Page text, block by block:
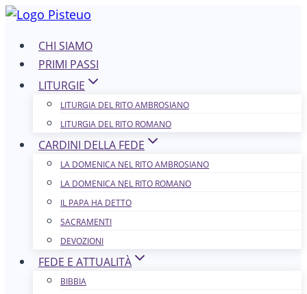
Salta
contenutoCHI SIAMO
PRIMI PASSI
LITURGIE
LITURGIA DEL RITO AMBROSIANO
LITURGIA DEL RITO ROMANO
CARDINI DELLA FEDE
LA DOMENICA NEL R​​​​​​ITO AMBROSIANO
LA DOMENICA NEL RITO ROMANO
IL PAPA HA DETTO
SACRAMENTI
DEVOZIONI
FEDE E ATTUALITÀ
BIBBIA